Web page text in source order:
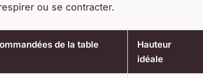
ou se contracter.
de la table
Hauteur
idéale